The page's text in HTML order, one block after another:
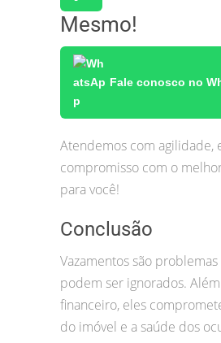
Mesmo!
Fale conosco no
Atendemos com agilidade,
compromisso com o
para você!
Conclusão
Vazamentos são
podem ser ignorados.
financeiro, eles
do imóvel e a saúde dos